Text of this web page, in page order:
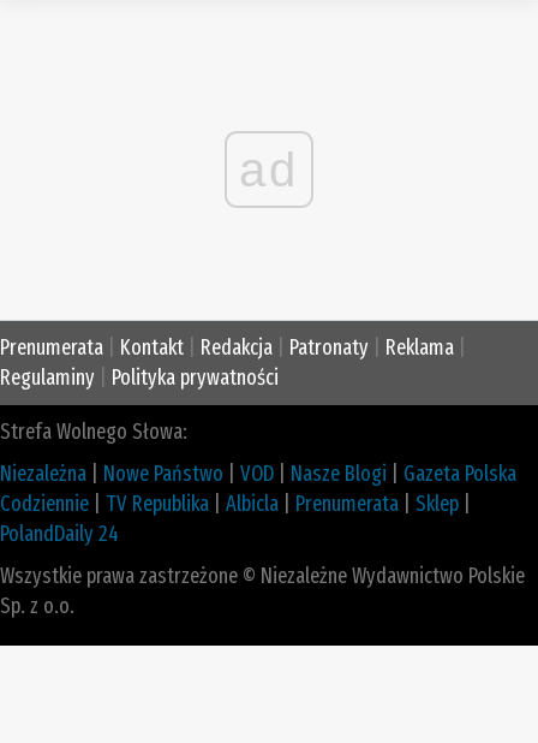
ad
Prenumerata Kontakt Redakcja Patronaty Reklama
Regulaminy
Polityka prywatności
Strefa Wolnego Słowa:
Niezależna
Nowe Państwo VOD Nasze Blogi
Gazeta Polska
Codziennie
TV Republika Albicla Prenumerata Sklep
PolandDaily 24
Wszystkie prawa zastrzeżone © Niezależne Wydawnictwo Polskie
Sp. z o.o.